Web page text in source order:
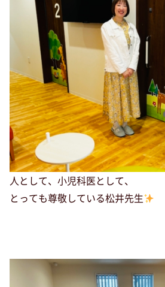
人として、小児科医として、
とっても尊敬している松井先生